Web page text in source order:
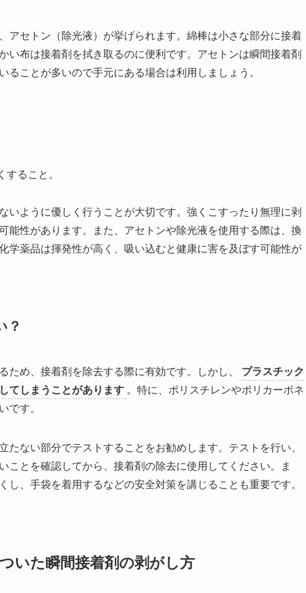
アセトン（除光液）が挙げられます。綿棒は小さな部分に接着
い布は接着剤を拭き取るのに便利です。アセトンは瞬間接着剤
ことが多いので手元にある場合は利用しましょう。
ること。
いように優しく行うことが大切です。強くこすったり無理に剥
能性があります。また、アセトンや除光液を使用する際は、換
学薬品は揮発性が高く、吸い込むと健康に害を及ぼす可能性が
？
め、接着剤を除去する際に有効です。しかし、
プラスチック
てしまうことがあります 。特に、ポリスチレンやポリカーボネ
です。
ない部分でテストすることをお勧めします。テストを行い、
ことを確認してから、接着剤の除去に使用してください。ま
、手袋を着用するなどの安全対策を講じることも重要です。
いた瞬間接着剤の剥がし方